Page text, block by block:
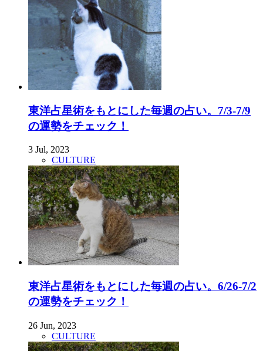
東洋占星術をもとにした毎週の占い。7/3-7/9
の運勢をチェック！
3 Jul, 2023
CULTURE
東洋占星術をもとにした毎週の占い。6/26-7/2
の運勢をチェック！
26 Jun, 2023
CULTURE